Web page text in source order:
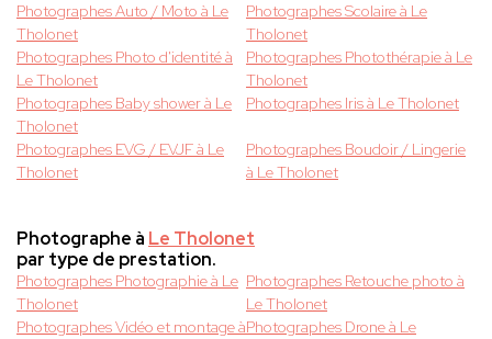
Photographes Auto / Moto à Le
Tholonet
Photographes Scolaire à Le
Tholonet
Photographes Photo d'identité à
Le Tholonet
Photographes Photothérapie à Le
Tholonet
Photographes Baby shower à Le
Tholonet
Photographes Iris à Le Tholonet
Photographes EVG / EVJF à Le
Tholonet
Photographes Boudoir / Lingerie
à Le Tholonet
Photographe à Le Tholonet
par type de prestation.
Photographes Photographie à Le
Tholonet
Photographes Retouche photo à
Le Tholonet
Photographes Vidéo et montage àPhotographes Drone à Le